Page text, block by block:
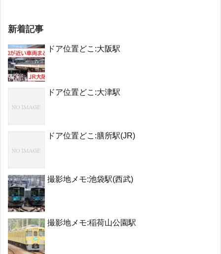
新着記事
ドア位置どこ:大阪駅
ドア位置どこ:大津駅
ドア位置どこ:膳所駅(JR)
撮影地メモ:池袋駅(西武)
撮影地メモ:稲荷山公園駅